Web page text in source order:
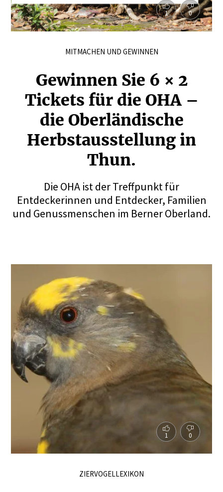
1 0
MITMACHEN UND GEWINNEN
Gewinnen Sie 6 × 2
Tickets für die OHA –
die Oberlän­dische
Herbst­aus­stellung in
Thun.
Die OHA ist der Treffpunkt für
Entdeckerinnen und Entdecker, Familien
und Genussmenschen im Berner Oberland.
1 0
ZIERVOGELLEXIKON